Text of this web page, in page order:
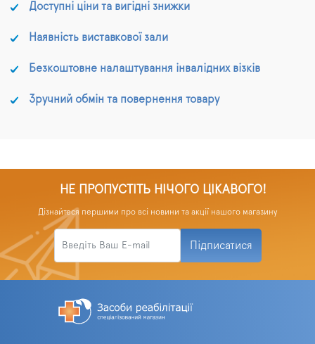
Доступні ціни та вигідні знижки
Наявність виставкової зали
Безкоштовне налаштування інвалідних візків
Зручний обмін та повернення товару
НЕ ПРОПУСТІТЬ НІЧОГО ЦІКАВОГО!
Дізнайтеся першими про всі новини та акції нашого магазину
Підписатися